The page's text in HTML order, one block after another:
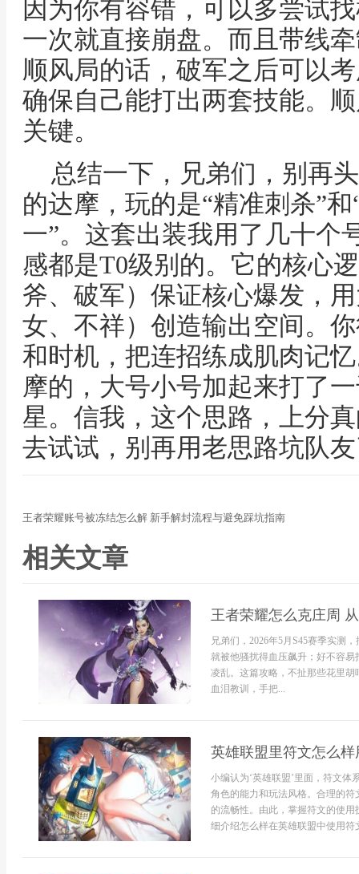
因为你有容错，可以多尝试
一次就直接崩盘。而且带线
顺风局的话，破军之后可以
确保自己能打出两套技能。
关键。
总结一下，兄弟们，别再
的达摩，玩的是“精准刺杀”
一”。这套出装我用了几十个
感都是T0级别的。它的核心
斧、破军）保证核心爆发，
女、不祥）创造输出空间。
和时机，把连招练成肌肉记
摩的，大号小号加起来打了
星。信我，这个思路，上分
去试试，别再用老思路坑队
王者荣耀账号被冻结怎么解 新手解封流程与避免踩坑指南
相关文章
王者荣耀怎么克庄周
兄弟们，2026年5月S45赛季实测
就被他骚扰得血压飙升；好不容
凌乱。这篇攻略，不扯那些花里
血泪教训，手把...
英雄联盟里符文怎么样
小编认为‘英雄联盟’里面，符文
角色的能力和玩法风格。合理的
的流畅性。由此，掌握符文的使
细介绍怎么样在英雄联盟中使用